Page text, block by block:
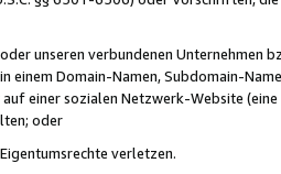
unseren verbundenen Unternehmen
einem Domain-Namen, Subdomain-
einer sozialen Netzwerk-Website
oder
verletzen.